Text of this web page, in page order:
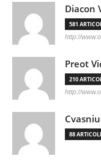
Diacon
581
http://
Preot
210
http://
88